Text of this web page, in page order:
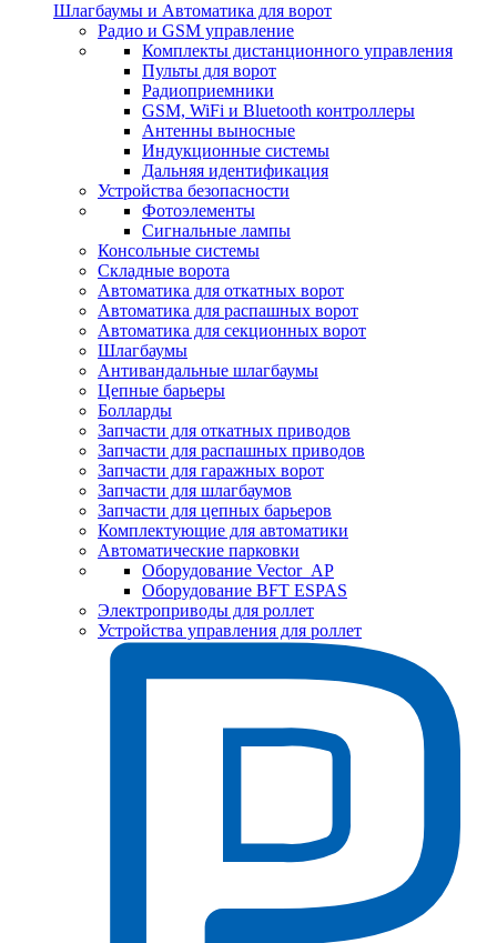
Шлагбаумы и Автоматика для ворот
Радио и GSM управление
Комплекты дистанционного управления
Пульты для ворот
Радиоприемники
GSM, WiFi и Bluetooth контроллеры
Антенны выносные
Индукционные системы
Дальняя идентификация
Устройства безопасности
Фотоэлементы
Сигнальные лампы
Консольные системы
Складные ворота
Автоматика для откатных ворот
Автоматика для распашных ворот
Автоматика для секционных ворот
Шлагбаумы
Антивандальные шлагбаумы
Цепные барьеры
Болларды
Запчасти для откатных приводов
Запчасти для распашных приводов
Запчасти для гаражных ворот
Запчасти для шлагбаумов
Запчасти для цепных барьеров
Комплектующие для автоматики
Автоматические парковки
Оборудование Vector_AP
Оборудование BFT ESPAS
Электроприводы для роллет
Устройства управления для роллет